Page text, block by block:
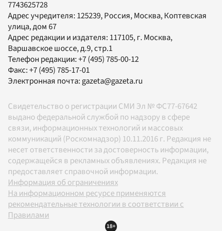
7743625728
Адрес учредителя: 125239, Россия, Москва, Коптевская
улица, дом 67
Адрес редакции и издателя: 117105, г. Москва,
Варшавское шоссе, д.9, стр.1
Телефон редакции:+7 (495) 785-00-12
Факс:+7 (495) 785-17-01
Электронная почта: gazeta@gazeta.ru
Свидетельство о регистрации СМИ Эл № ФС77-67642
выдано федеральной службой по надзору в сфере
связи, информационных технологий и массовых
коммуникаций (Роскомнадзор) 10.11.2016 г. Редакция не
несет ответственности за достоверность информации,
содержащейся в рекламных объявлениях. Редакция не
предоставляет справочной информации.
Информация об ограничениях
На информационном ресурсе применяются
рекомендательные технологии в соответствии с
Правилами
18+